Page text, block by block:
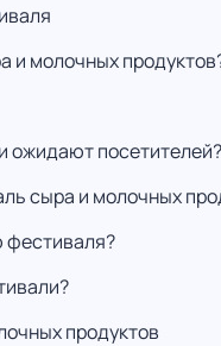
и молочных
ожидают посетителей?
сыра и молочных
фестиваля?
продуктов